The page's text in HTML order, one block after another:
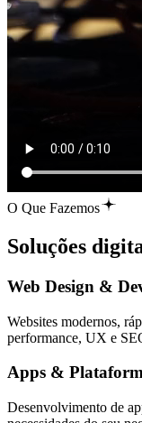
O Que Fazemos
Soluções
Web Design &
Websites modernos,
performance, UX e
Apps &
Desenvolvimento de